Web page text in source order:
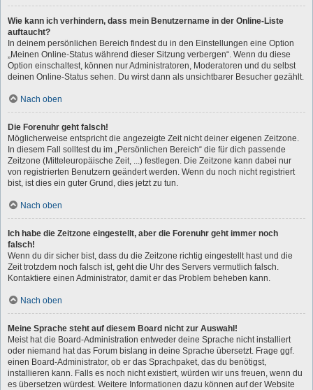
Wie kann ich verhindern, dass mein Benutzername in der Online-Liste
auftaucht?
In deinem persönlichen Bereich findest du in den Einstellungen eine Option
„Meinen Online-Status während dieser Sitzung verbergen“. Wenn du diese
Option einschaltest, können nur Administratoren, Moderatoren und du selbst
deinen Online-Status sehen. Du wirst dann als unsichtbarer Besucher gezählt.
Nach oben
Die Forenuhr geht falsch!
Möglicherweise entspricht die angezeigte Zeit nicht deiner eigenen Zeitzone.
In diesem Fall solltest du im „Persönlichen Bereich“ die für dich passende
Zeitzone (Mitteleuropäische Zeit, ...) festlegen. Die Zeitzone kann dabei nur
von registrierten Benutzern geändert werden. Wenn du noch nicht registriert
bist, ist dies ein guter Grund, dies jetzt zu tun.
Nach oben
Ich habe die Zeitzone eingestellt, aber die Forenuhr geht immer noch
falsch!
Wenn du dir sicher bist, dass du die Zeitzone richtig eingestellt hast und die
Zeit trotzdem noch falsch ist, geht die Uhr des Servers vermutlich falsch.
Kontaktiere einen Administrator, damit er das Problem beheben kann.
Nach oben
Meine Sprache steht auf diesem Board nicht zur Auswahl!
Meist hat die Board-Administration entweder deine Sprache nicht installiert
oder niemand hat das Forum bislang in deine Sprache übersetzt. Frage ggf.
einen Board-Administrator, ob er das Sprachpaket, das du benötigst,
installieren kann. Falls es noch nicht existiert, würden wir uns freuen, wenn du
es übersetzen würdest. Weitere Informationen dazu können auf der Website